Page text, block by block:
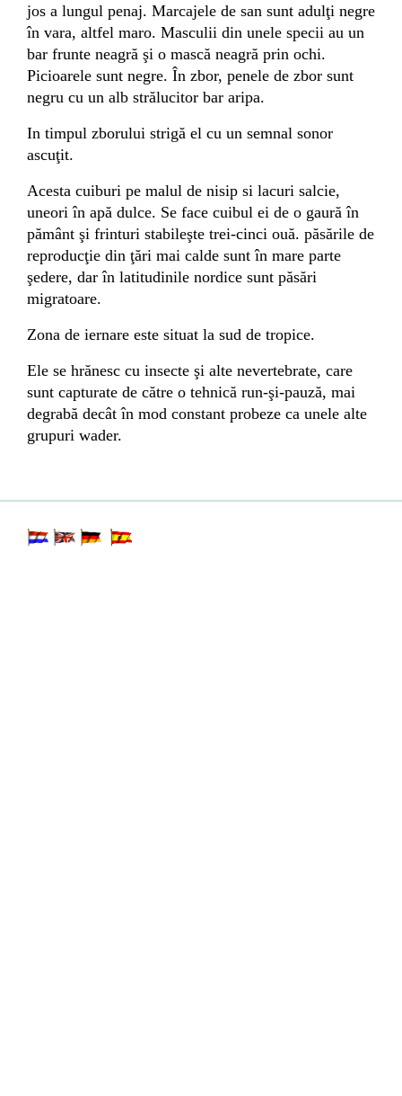
jos a lungul penaj. Marcajele de san sunt adulţi negre
în vara, altfel maro. Masculii din unele specii au un
bar frunte neagră şi o mască neagră prin ochi.
Picioarele sunt negre. În zbor, penele de zbor sunt
negru cu un alb strălucitor bar aripa.
In timpul zborului strigă el cu un semnal sonor
ascuţit.
Acesta cuiburi pe malul de nisip si lacuri salcie,
uneori în apă dulce. Se face cuibul ei de o gaură în
pământ şi frinturi stabileşte trei-cinci ouă. păsările de
reproducţie din ţări mai calde sunt în mare parte
şedere, dar în latitudinile nordice sunt păsări
migratoare.
Zona de iernare este situat la sud de tropice.
Ele se hrănesc cu insecte şi alte nevertebrate, care
sunt capturate de către o tehnică run-şi-pauză, mai
degrabă decât în ​​mod constant probeze ca unele alte
grupuri wader.